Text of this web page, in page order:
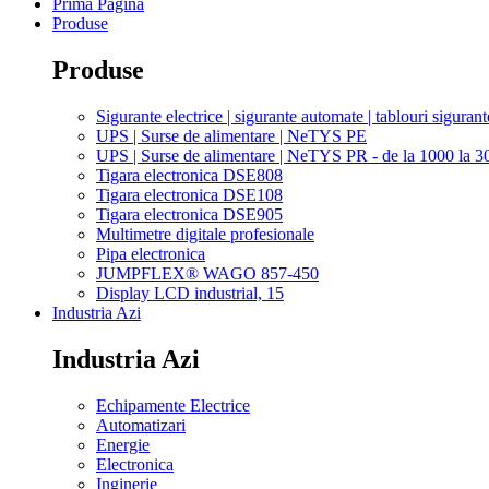
Prima Pagina
Produse
Produse
Sigurante electrice | sigurante automate | tablouri
UPS | Surse de alimentare | NeTYS PE
UPS | Surse de alimentare | NeTYS PR - de la 1000 la
Tigara electronica DSE808
Tigara electronica DSE108
Tigara electronica DSE905
Multimetre digitale profesionale
Pipa electronica
JUMPFLEX® WAGO 857-450
Display LCD industrial, 15
Industria Azi
Industria Azi
Echipamente Electrice
Automatizari
Energie
Electronica
Inginerie